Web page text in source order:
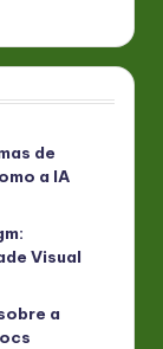
de
a IA
Visual
a